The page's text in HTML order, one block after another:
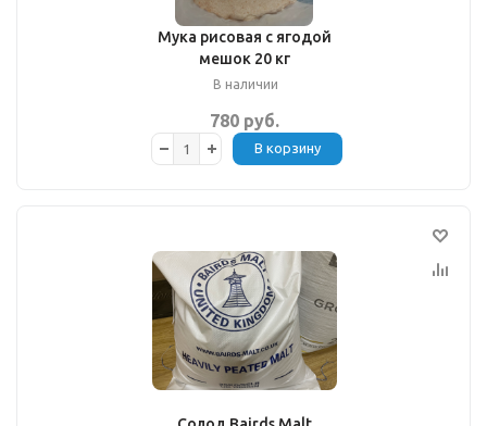
Мука рисовая с ягодой
мешок 20 кг
В наличии
780 руб.
В корзину